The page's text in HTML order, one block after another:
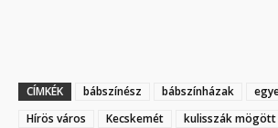
CÍMKÉK bábszínész bábszínházak
Hírös város
Kecskemét
kulisszák mögött